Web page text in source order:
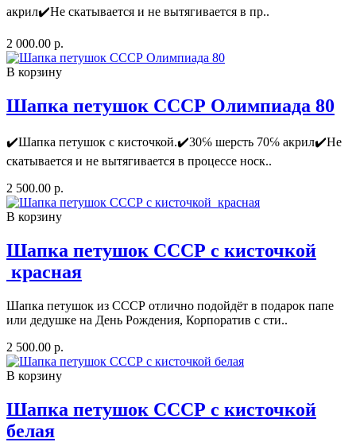
акpил✔️Нe cкaтывaeтcя и нe вытягивaeтся в пр..
2 000.00 р.
В корзину
Шапка петушок СССР Олимпиада 80
✔️Шапка петушок с кисточкой.✔️30℅ шерсть 70℅ акрил✔️Не
скатывается и не вытягивается в процессе носк..
2 500.00 р.
В корзину
Шапка петушок СССР с кисточкой
красная
Шапка петушок из СССР отлично подойдёт в подарок папе
или дедушке на День Рождения, Корпоратив с сти..
2 500.00 р.
В корзину
Шапка петушок СССР с кисточкой
белая